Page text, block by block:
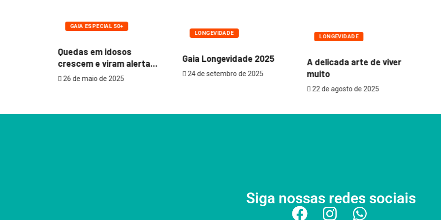
GAIA ESPECIAL 50+
Quedas em idosos
crescem e viram alerta...
26 de maio de 2025
LONGEVIDADE
Gaia Longevidade 2025
24 de setembro de 2025
LONGEVIDADE
A delicada arte de viver
muito
22 de agosto de 2025
Siga nossas redes sociais